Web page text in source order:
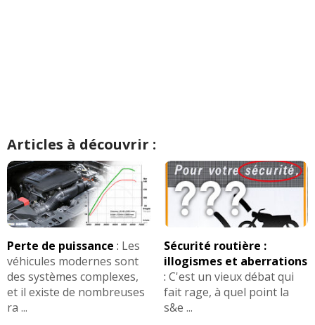
Articles à découvrir :
Perte de puissance : Les
véhicules modernes sont
des systèmes complexes,
et il existe de nombreuses
ra ...
Sécurité routière :
illogismes et aberrations
: C'est un vieux débat qui
fait rage, à quel point la
s&e ...